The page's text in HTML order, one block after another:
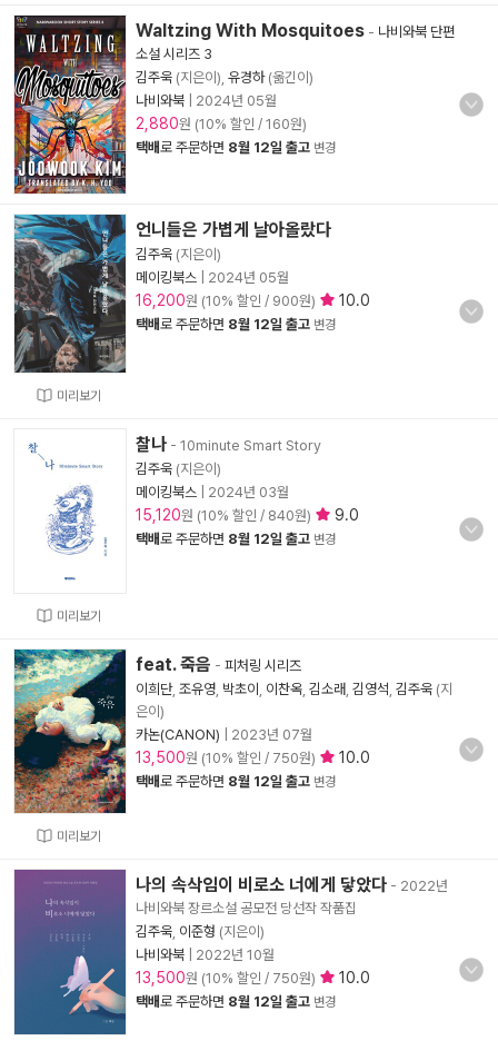
Waltzing With Mosquitoes - 나비와북 단편
소설 시리즈 3
김주욱 (지은이), 유경하(옮긴이)
나비와북
2024년 05월
2,880원 (10% 할인 / 160원)
택배로 주문하면 8월 12일 출고 변경
미리보기
언니들은 가볍게 날아올랐다
김주욱 (지은이)
메이킹북스
2024년 05월
16,200원 (10% 할인 / 900원) 10.0
택배로 주문하면 8월 12일 출고 변경
미리보기
찰나 - 10minute Smart Story
김주욱 (지은이)
메이킹북스
2024년 03월
15,120원 (10% 할인 / 840원) 9.0
택배로 주문하면 8월 12일 출고 변경
미리보기
feat. 죽음 - 피처링 시리즈
이희단, 조유영 박초이 이찬옥 김소래 김영석 김주욱 (지
은이)
카논(CANON)
2023년 07월
13,500원 (10% 할인 / 750원) 10.0
택배로 주문하면 8월 12일 출고 변경
나의 속삭임이 비로소 너에게 닿았다 - 2022년
나비와북 장르소설 공모전 당선작 작품집
김주욱 이준형 (지은이)
나비와북
2022년 10월
13,500원 (10% 할인 / 750원) 10.0
택배로 주문하면 8월 12일 출고 변경